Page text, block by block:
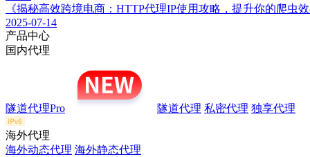
《揭秘高效跨境电商：HTTP代理IP使用攻略，提升你的爬虫
2025-07-14
产品中心
国内代理
隧道代理Pro 隧道代理 私密代理 独享代理
海外代理
海外动态代理 海外静态代理